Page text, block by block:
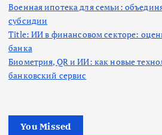
Военная ипотека для семьи:
субсидии
Title: ИИ в финансовом секторе:
банка
Биометрия, QR и ИИ: как новые
банковский сервис
You Missed